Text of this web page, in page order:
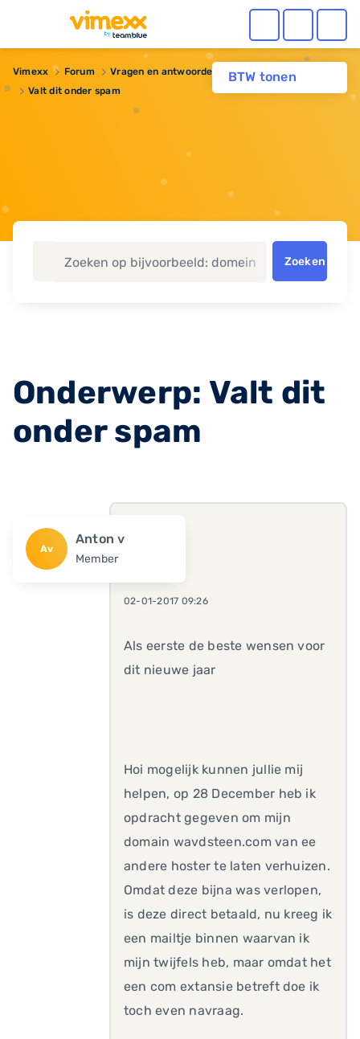
BTW tonen
Vimexx Forum Vragen en antwoorden
Domeinnaam
Valt dit onder spam
Zoeken
Onderwerp: Valt dit
onder spam
Av
Anton v
Member
02-01-2017 09:26
Als eerste de beste wensen voor
dit nieuwe jaar
Hoi mogelijk kunnen jullie mij
helpen, op 28 December heb ik
opdracht gegeven om mijn
domain wavdsteen.com van ee
andere hoster te laten verhuizen.
Omdat deze bijna was verlopen,
is deze direct betaald, nu kreeg ik
een mailtje binnen waarvan ik
mijn twijfels heb, maar omdat het
een com extansie betreft doe ik
toch even navraag.